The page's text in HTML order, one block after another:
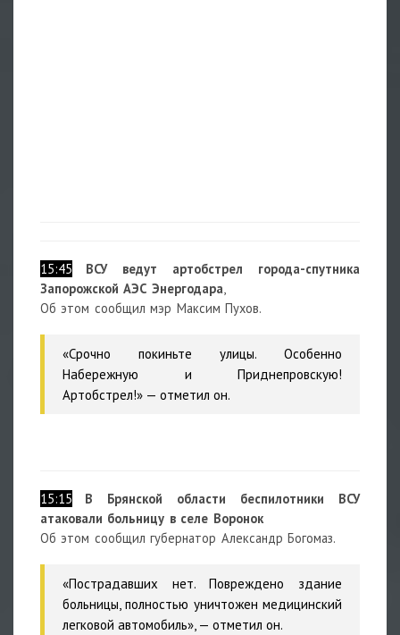
15:45
ВСУ ведут артобстрел города-спутника
Запорожской АЭС Энергодара,
Об этом сообщил мэр Максим Пухов.
«Срочно покиньте улицы. Особенно
Набережную и Приднепровскую!
Артобстрел!» — отметил он.
15:15
В Брянской области беспилотники ВСУ
атаковали больницу в селе Воронок
Об этом сообщил губернатор Александр Богомаз.
«Пострадавших нет. Повреждено здание
больницы, полностью уничтожен медицинский
легковой автомобиль», — отметил он.